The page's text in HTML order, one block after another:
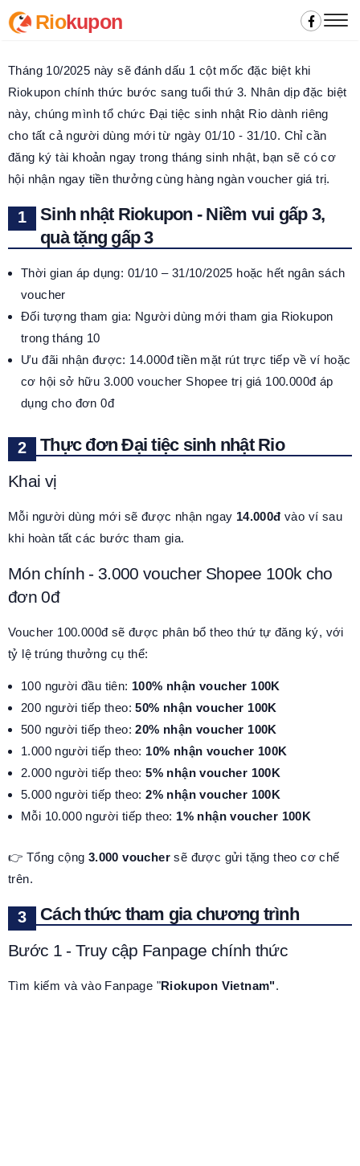
Riokupon
Tháng 10/2025 này sẽ đánh dấu 1 cột mốc đặc biệt khi
Riokupon chính thức bước sang tuổi thứ 3. Nhân dịp đặc biệt
này, chúng mình tổ chức Đại tiệc sinh nhật Rio dành riêng
cho tất cả người dùng mới từ ngày 01/10 - 31/10. Chỉ cần
đăng ký tài khoản ngay trong tháng sinh nhật, bạn sẽ có cơ
hội nhận ngay tiền thưởng cùng hàng ngàn voucher giá trị.
Sinh nhật Riokupon - Niềm vui gấp 3,
quà tặng gấp 3
Thời gian áp dụng: 01/10 – 31/10/2025 hoặc hết ngân sách
voucher
Đối tượng tham gia: Người dùng mới tham gia Riokupon
trong tháng 10
Ưu đãi nhận được: 14.000đ tiền mặt rút trực tiếp về ví hoặc
cơ hội sở hữu 3.000 voucher Shopee trị giá 100.000đ áp
dụng cho đơn 0đ
Thực đơn Đại tiệc sinh nhật Rio
Khai vị
Mỗi người dùng mới sẽ được nhận ngay 14.000đ vào ví sau
khi hoàn tất các bước tham gia.
Món chính - 3.000 voucher Shopee 100k cho
đơn 0đ
Voucher 100.000đ sẽ được phân bổ theo thứ tự đăng ký, với
tỷ lệ trúng thưởng cụ thể:
100 người đầu tiên: 100% nhận voucher 100K
200 người tiếp theo:50% nhận voucher 100K
500 người tiếp theo:20% nhận voucher 100K
1.000 người tiếp theo: 10% nhận voucher 100K
2.000 người tiếp theo:5% nhận voucher 100K
5.000 người tiếp theo:2% nhận voucher 100K
Mỗi 10.000 người tiếp theo: 1% nhận voucher 100K
👉 Tổng cộng 3.000 voucher sẽ được gửi tặng theo cơ chế
trên.
Cách thức tham gia chương trình
Bước 1 - Truy cập Fanpage chính thức
Tìm kiếm và vào Fanpage "Riokupon Vietnam".